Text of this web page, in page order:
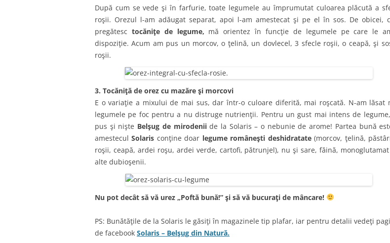
După cum se vede şi în farfurie, toate legumele au împrumutat culoarea plăcută a
roşii. Orezul l-am adăugat separat, apoi l-am amestecat şi pe el în sos. De obicei,
pregătesc tocăniţe de legume, mă orientez în funcţie de legumele pe care le
dispoziţie. Acum am pus un morcov, o ţelină, un dovlecel, 3 sfecle roşii, o ceapă, şi
roşii.
3. Tocăniţă de orez cu mazăre şi morcovi
E o variaţie a mixului de mai sus, dar într-o culoare diferită, mai roşcată. N-am lăsat
legumele pe foc pentru a nu distruge nutrienţii. Pentru un gust mai intens de
pus şi nişte Belşug de mirodeniide la Solaris – o nebunie de arome! Partea bună
amesteculSolaris conţine doar legume româneşti deshidratate(morcov, ţelină,
roşii, ceapă, ardei roşu, ardei verde, cartofi, pătrunjel), nu şi sare, făină,
alte dubioşenii.
Nu pot decât să vă urez „Poftă bună!” şi să vă bucuraţi de mâncare!
PS: Bunătăţile de la Solaris le găsiţi în magazinele tip plafar, iar pentru detalii vedeţi
de facebook Solaris – Belşug din Natură.